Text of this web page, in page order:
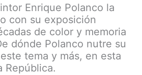
Enrique Polanco la
con su exposición
de color y memoria
dónde Polanco nutre su
tema y más, en esta
República.